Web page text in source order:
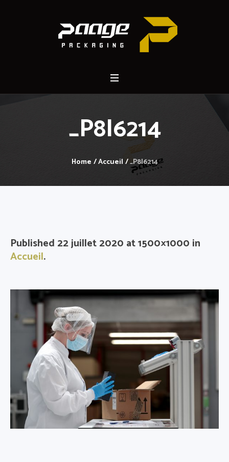
_P8I6214
Home /Accueil /_P8I6214
Published 22 juillet 2020 at 1500×1000 in
Accueil.